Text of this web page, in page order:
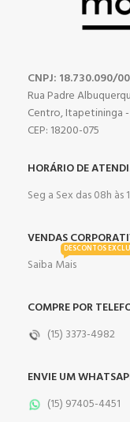
CNPJ: 18.730.090/
Rua Padre
Centro, Itapetininga -
CEP: 18200-075
HORÁRIO DE
Seg a Sex das 08h às
VENDAS
Saiba Mais
DESCONTOS
COMPRE POR
(15) 3373-4982
ENVIE UM
(15) 97405-4451